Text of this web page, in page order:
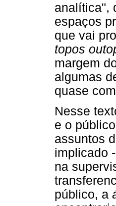
analítica",
espaços
que vai
topos
margem
algumas
quase
Nesse
e o
assuntos
implicado
na
público, a